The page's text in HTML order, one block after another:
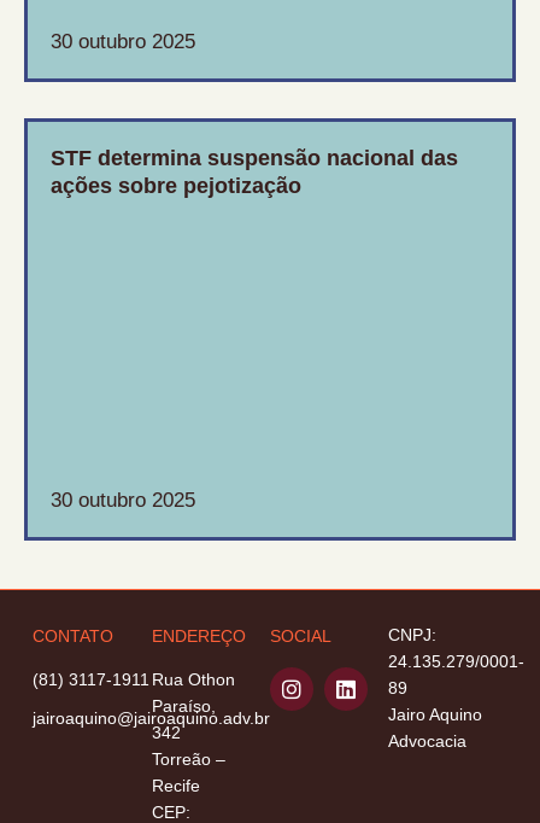
30 outubro 2025
STF determina suspensão nacional das
ações sobre pejotização
30 outubro 2025
CONTATO
(81) 3117-1911
jairoaquino@jairoaquino.adv.br
ENDEREÇO
Rua Othon
Paraíso,
342
Torreão –
Recife
CEP:
SOCIAL
I
n
s
L
i
n
CNPJ:
24.135.279/0001-
89
Jairo Aquino
Advocacia